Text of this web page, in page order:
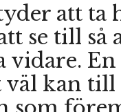
att ta
se till så
vidare.
kan till